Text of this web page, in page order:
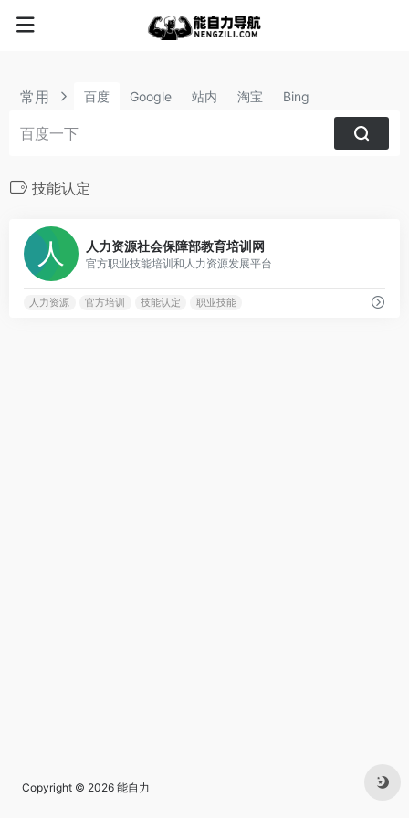
常用 百度 Google 站内 淘宝 Bing
技能认定
人力资源社会保障部教育培训网
官方职业技能培训和人力资源发展平台
人力资源 官方培训 技能认定 职业技能
Copyright © 2026 能自力